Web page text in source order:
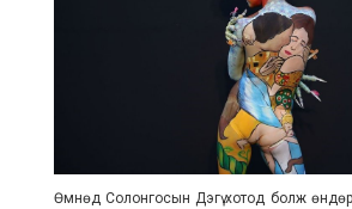
Өмнөд Солонгосын Дэгү хотод болж